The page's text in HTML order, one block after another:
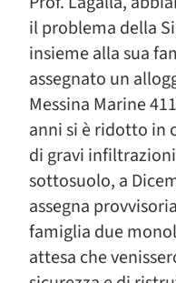
il problema della
insieme alla sua
assegnato un
Messina Marine
anni si è ridotto in
di gravi
sottosuolo, a
assegna
famiglia due
attesa che